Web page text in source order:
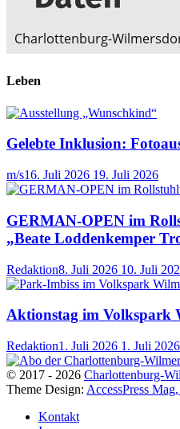
Leben
Gelebte Inklusion:
m/s16. Juli 2026 19. Juli 2026
GERMAN-OPEN im
„Beate Loddenkemper
Redaktion8. Juli 2026 10. Juli
Aktionstag im Volkspark
Redaktion1. Juli 2026 1. Juli 2026
© 2017 - 2026 Charlottenburg-
Theme Design: AccessPress
Kontakt